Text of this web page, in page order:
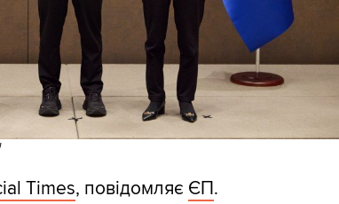
Times, повідомляє ЄП.